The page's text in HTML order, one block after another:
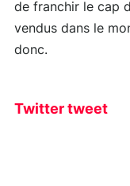
de franchir le cap
vendus dans le
donc.
Twitter tweet